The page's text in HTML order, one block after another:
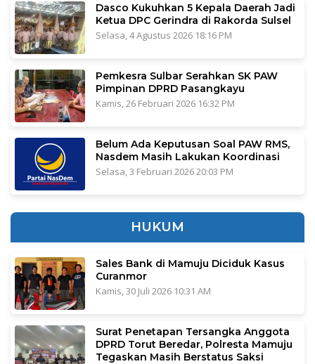
Dasco Kukuhkan 5 Kepala Daerah Jadi
Ketua DPC Gerindra di Rakorda Sulsel
Selasa, 4 Agustus 2026 18:16 PM
Pemkesra Sulbar Serahkan SK PAW
Pimpinan DPRD Pasangkayu
Kamis, 26 Februari 2026 16:32 PM
Belum Ada Keputusan Soal PAW RMS,
Nasdem Masih Lakukan Koordinasi
Selasa, 3 Februari 2026 20:03 PM
HUKUM
Sales Bank di Mamuju Diciduk Kasus
Curanmor
Kamis, 30 Juli 2026 10:31 AM
Surat Penetapan Tersangka Anggota
DPRD Torut Beredar, Polresta Mamuju
Tegaskan Masih Berstatus Saksi